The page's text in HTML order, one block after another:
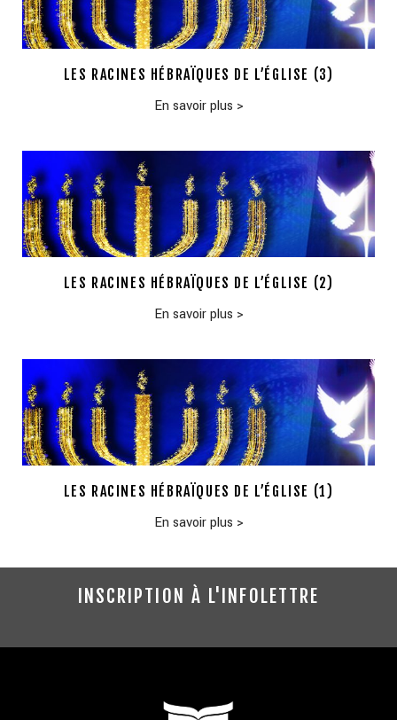
LES RACINES HÉBRAÏQUES DE L’ÉGLISE (3)
En savoir plus >
LES RACINES HÉBRAÏQUES DE L’ÉGLISE (2)
En savoir plus >
LES RACINES HÉBRAÏQUES DE L’ÉGLISE (1)
En savoir plus >
INSCRIPTION À L'INFOLETTRE